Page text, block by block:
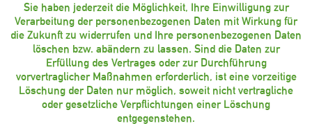
Sie haben jederzeit die Möglichkeit, Ihre Einwilligung zur
Verarbeitung der personenbezogenen Daten mit Wirkung für
die Zukunft zu widerrufen und Ihre personenbezogenen Daten
löschen bzw. abändern zu lassen. Sind die Daten zur
Erfüllung des Vertrages oder zur Durchführung
vorvertraglicher Maßnahmen erforderlich, ist eine vorzeitige
Löschung der Daten nur möglich, soweit nicht vertragliche
oder gesetzliche Verpflichtungen einer Löschung
entgegenstehen.